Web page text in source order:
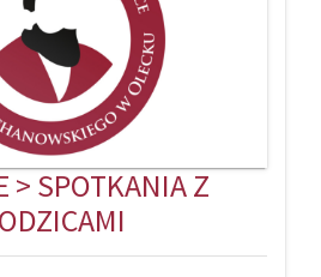
> SPOTKANIA Z